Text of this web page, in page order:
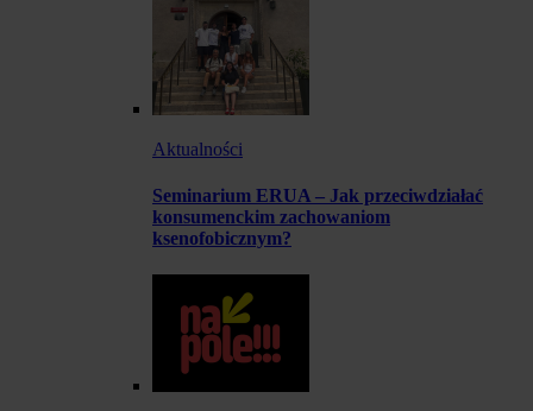
Aktualności
Seminarium ERUA – Jak przeciwdziałać
konsumenckim zachowaniom
ksenofobicznym?